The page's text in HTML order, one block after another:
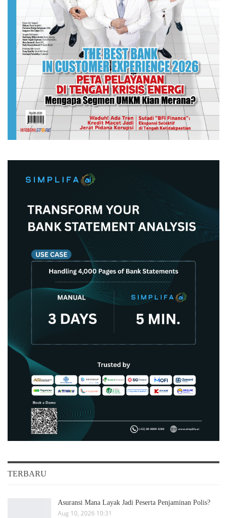
TERBARU
Asuransi Mana Layak Jadi Peserta Penjaminan Polis?
Aug 10, 2026 10:31